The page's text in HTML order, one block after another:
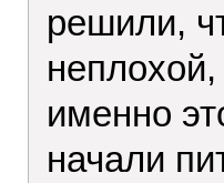
решили,
именно
начали